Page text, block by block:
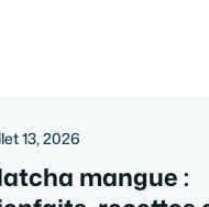
13, 2026
mangue :